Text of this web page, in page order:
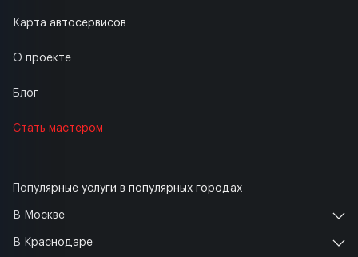
Популярные услуги в популярных городах
В Москве
В Краснодаре
Карта автосервисов
О проекте
Блог
Стать мастером